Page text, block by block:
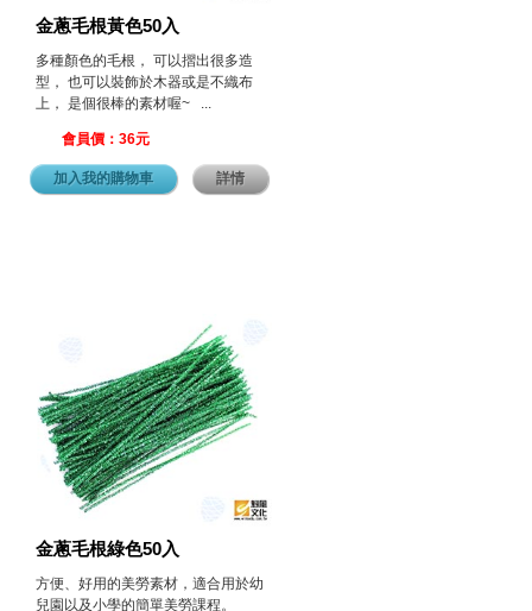
金蔥毛根黃色50入
多種顏色的毛根， 可以摺出很多造
型， 也可以裝飾於木器或是不織布
上， 是個很棒的素材喔~ ...
會員價：36元
加入我的購物車 詳情
金蔥毛根綠色50入
方便、好用的美勞素材，適合用於幼
兒園以及小學的簡單美勞課程。